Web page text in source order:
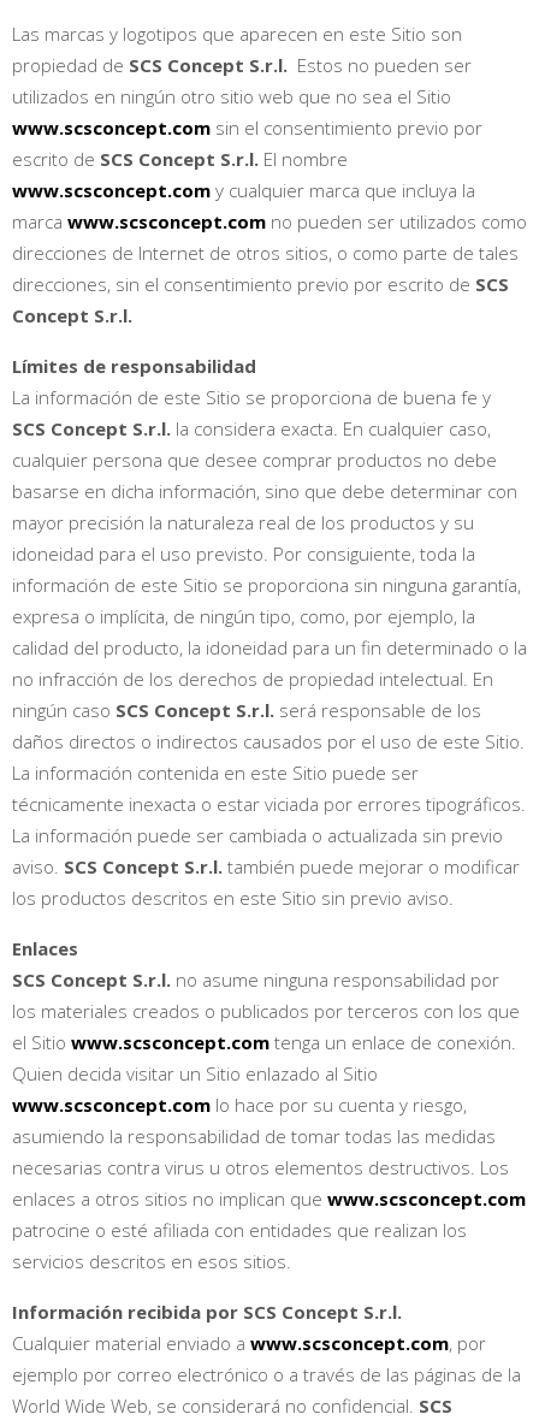
Las marcas y logotipos que aparecen en este Sitio son
propiedad de SCS Concept S.r.l. Estos no pueden ser
utilizados en ningún otro sitio web que no sea el Sitio
www.scsconcept.com sin el consentimiento previo por
escrito de SCS Concept S.r.l. El nombre
www.scsconcept.com y cualquier marca que incluya la
marca www.scsconcept.com no pueden ser utilizados como
direcciones de Internet de otros sitios, o como parte de tales
direcciones, sin el consentimiento previo por escrito de SCS
Concept S.r.l.
Límites de responsabilidad
La información de este Sitio se proporciona de buena fe y
SCS Concept S.r.l. la considera exacta. En cualquier caso,
cualquier persona que desee comprar productos no debe
basarse en dicha información, sino que debe determinar con
mayor precisión la naturaleza real de los productos y su
idoneidad para el uso previsto. Por consiguiente, toda la
información de este Sitio se proporciona sin ninguna garantía,
expresa o implícita, de ningún tipo, como, por ejemplo, la
calidad del producto, la idoneidad para un fin determinado o la
no infracción de los derechos de propiedad intelectual. En
ningún caso SCS Concept S.r.l. será responsable de los
daños directos o indirectos causados por el uso de este Sitio.
La información contenida en este Sitio puede ser
técnicamente inexacta o estar viciada por errores tipográficos.
La información puede ser cambiada o actualizada sin previo
aviso. SCS Concept S.r.l. también puede mejorar o modificar
los productos descritos en este Sitio sin previo aviso.
Enlaces
SCS Concept S.r.l. no asume ninguna responsabilidad por
los materiales creados o publicados por terceros con los que
el Sitio www.scsconcept.com tenga un enlace de conexión.
Quien decida visitar un Sitio enlazado al Sitio
www.scsconcept.com lo hace por su cuenta y riesgo,
asumiendo la responsabilidad de tomar todas las medidas
necesarias contra virus u otros elementos destructivos. Los
enlaces a otros sitios no implican que www.scsconcept.com
patrocine o esté afiliada con entidades que realizan los
servicios descritos en esos sitios.
Información recibida por SCS Concept S.r.l.
Cualquier material enviado a www.scsconcept.com, por
ejemplo por correo electrónico o a través de las páginas de la
World Wide Web, se considerará no confidencial. SCS